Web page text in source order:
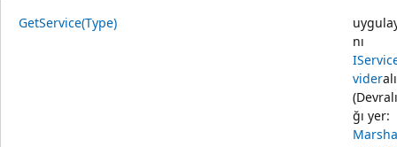
GetService(Type)
nı
vider
ğı yer: